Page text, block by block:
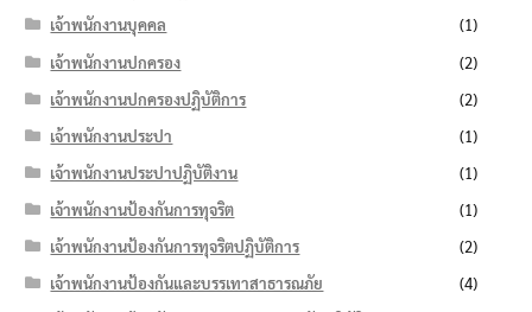
เจ้าพนักงานบุคคล
(1)
เจ้าพนักงานปกครอง
(2)
เจ้าพนักงานปกครองปฏิบัติการ
(2)
เจ้าพนักงานประปา
(1)
เจ้าพนักงานประปาปฏิบัติงาน
(1)
เจ้าพนักงานป้องกันการทุจริต
(1)
เจ้าพนักงานป้องกันการทุจริตปฏิบัติการ
(2)
เจ้าพนักงานป้องกันและบรรเทาสาธารณภัย
(4)